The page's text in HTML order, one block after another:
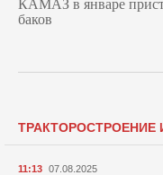
баков
ТРАКТОРОСТРОЕНИЕ
11:13 07.08.2025